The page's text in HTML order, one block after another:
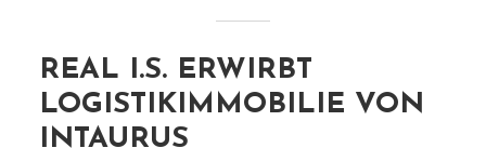
REAL I.S. ERWIRBT
LOGISTIKIMMOBILIE VON
INTAURUS